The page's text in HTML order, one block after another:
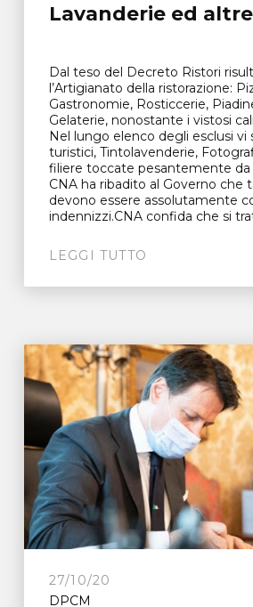
Lavanderie ed
Dal teso del Decreto Ristori
l’Artigianato della ristorazione:
Gastronomie, Rosticcerie,
Gelaterie, nonostante i vistosi
Nel lungo elenco degli esclusi vi
turistici, Tintolavenderie,
filiere toccate pesantemente da
CNA ha ribadito al Governo che
devono essere assolutamente
indennizzi.CNA confida che si
LEGGI TUTTO
27/10/20
DPCM